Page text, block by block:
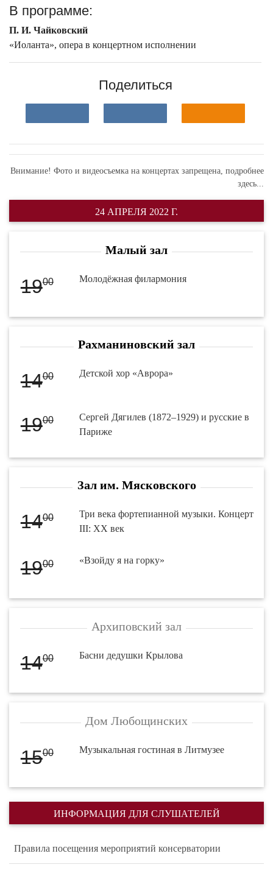
В программе:
П. И. Чайковский
«Иоланта», опера в концертном исполнении
Поделиться
Внимание! Фото и видеосъемка на концертах запрещена, подробнее
здесь...
24 АПРЕЛЯ 2022 Г.
Малый зал
1900 Молодёжная филармония
Рахманиновский зал
1400 Детской хор «Аврора»
1900
Сергей Дягилев (1872–1929) и русские в
Париже
Зал им. Мясковского
1400
Три века фортепианной музыки. Концерт
III: XX век
1900 «Взойду я на горку»
Архиповский зал
1400 Басни дедушки Крылова
Дом Любощинских
1500 Музыкальная гостиная в Литмузее
ИНФОРМАЦИЯ ДЛЯ СЛУШАТЕЛЕЙ
Правила посещения мероприятий консерватории